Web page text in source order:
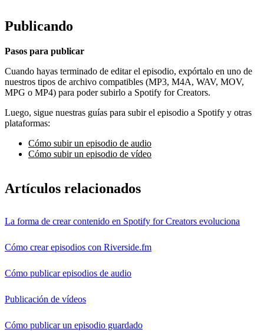
Publicando
Pasos para publicar
Cuando hayas terminado de editar el episodio, expórtalo en uno de
nuestros tipos de archivo compatibles (MP3, M4A, WAV, MOV,
MPG o MP4) para poder subirlo a Spotify for Creators.
Luego, sigue nuestras guías para subir el episodio a Spotify y otras
plataformas:
Cómo subir un episodio de audio
Cómo subir un episodio de vídeo
Artículos relacionados
La forma de crear contenido en Spotify for Creators evoluciona
Cómo crear episodios con Riverside.fm
Cómo publicar episodios de audio
Publicación de vídeos
Cómo publicar un episodio guardado